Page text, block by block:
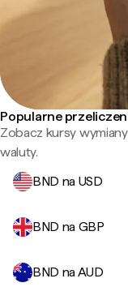
Popularne
Zobacz kursy
waluty.
BND na USD
BND na GBP
BND na AUD